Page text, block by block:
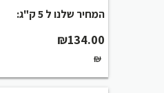
המחיר שלנו ל 5 ק"ג:
₪134.00
₪